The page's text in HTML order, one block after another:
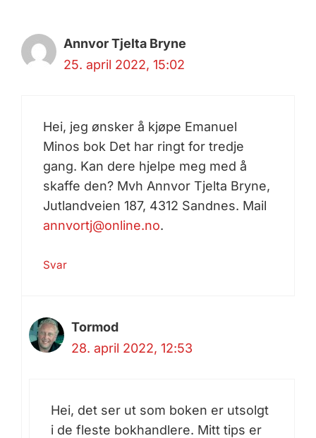
Annvor Tjelta Bryne
25. april 2022, 15:02
Hei, jeg ønsker å kjøpe Emanuel
Minos bok Det har ringt for tredje
gang. Kan dere hjelpe meg med å
skaffe den? Mvh Annvor Tjelta Bryne,
Jutlandveien 187, 4312 Sandnes. Mail
annvortj@online.no.
Svar
Tormod
28. april 2022, 12:53
Hei, det ser ut som boken er utsolgt
i de fleste bokhandlere. Mitt tips er